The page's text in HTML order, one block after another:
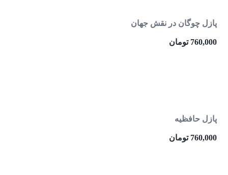
پازل چوگان در نقش جهان
760,000 تومان
پازل حافظیه
760,000 تومان